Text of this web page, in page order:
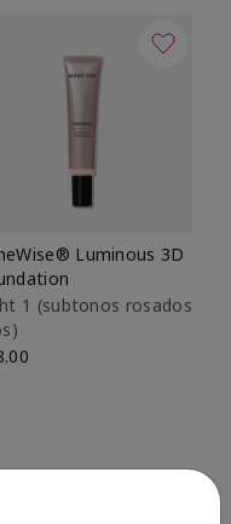
Luminous 3D
1​ (subtonos rosados